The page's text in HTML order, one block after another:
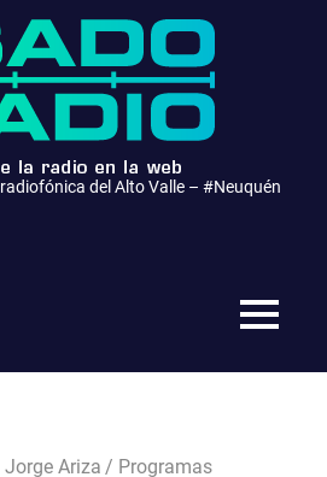
del Alto Valle – #Neuquén
MENÚ
Jorge Ariza Programas